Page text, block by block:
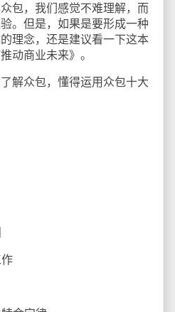
，我们感觉不难理解，而
。但是，如果是要形成一种
理念，还是建议看一下这本
动商业未来》。
众包，懂得运用众包十大